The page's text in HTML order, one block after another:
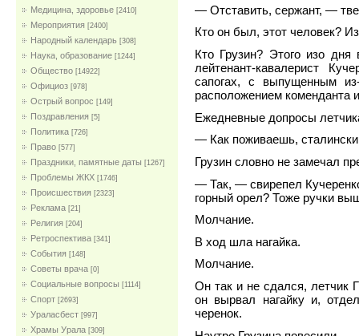
Медицина, здоровье [2410]
Мероприятия [2400]
Народный календарь [308]
Наука, образование [1244]
Общество [14922]
Официоз [978]
Острый вопрос [149]
Поздравления [5]
Политика [726]
Право [577]
Праздники, памятные даты [1267]
Проблемы ЖКХ [1746]
Проиcшествия [2323]
Реклама [21]
Религия [204]
Ретроспектива [341]
События [148]
Советы врача [0]
Социальные вопросы [1114]
Спорт [2693]
Ураласбест [997]
Храмы Урала [309]
— Отставить, сержант, —
Кто он был, этот человек?
Кто Грузин? Этого изо
лейтенант-кавалерист
сапогах, с выпущенным
расположением коменданта
Ежедневные допросы
— Как поживаешь,
Грузин словно не замечал
— Так, — свирепел
горный орел? Тоже ручки
Молчание.
В ход шла нагайка.
Молчание.
Он так и не сдался, летчик
он вырвал нагайку и,
черенок.